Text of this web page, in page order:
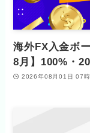
海外FX入金ボ
8月】100%・
2026年08月01日 07